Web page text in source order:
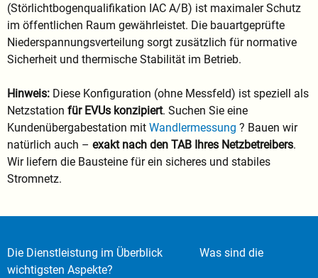
(Störlichtbogenqualifikation IAC A/B) ist maximaler Schutz
im öffentlichen Raum gewährleistet. Die bauartgeprüfte
Niederspannungsverteilung sorgt zusätzlich für normative
Sicherheit und thermische Stabilität im Betrieb.
Hinweis: Diese Konfiguration (ohne Messfeld) ist speziell als
Netzstation für EVUs konzipiert. Suchen Sie eine
Kundenübergabestation mit Wandlermessung ? Bauen wir
natürlich auch – exakt nach den TAB Ihres Netzbetreibers.
Wir liefern die Bausteine für ein sicheres und stabiles
Stromnetz.
Die Dienstleistung im Überblick
Was sind die
wichtigsten Aspekte?